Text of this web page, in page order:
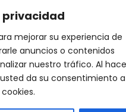
privacidad
mejorar su experiencia de
anuncios o contenidos
nuestro tráfico. Al
da su consentimiento a